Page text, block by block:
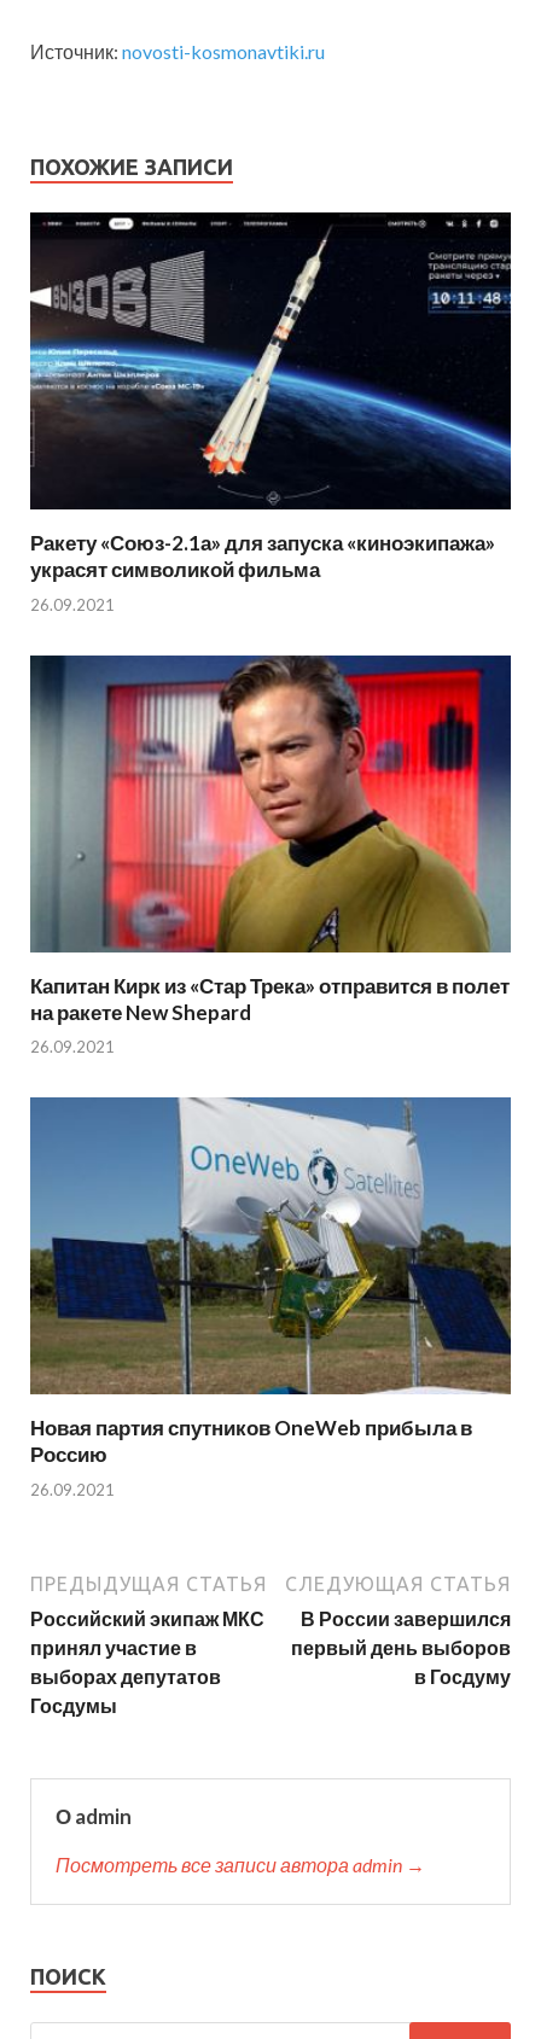
Источник: novosti-kosmonavtiki.ru
ПОХОЖИЕ ЗАПИСИ
Ракету «Союз-2.1а» для запуска «киноэкипажа»
украсят символикой фильма
26.09.2021
Капитан Кирк из «Стар Трека» отправится в полет
на ракете New Shepard
26.09.2021
Новая партия спутников OneWeb прибыла в
Россию
26.09.2021
ПРЕДЫДУЩАЯ СТАТЬЯ
Российский экипаж МКС
принял участие в
выборах депутатов
Госдумы
СЛЕДУЮЩАЯ СТАТЬЯ
В России завершился
первый день выборов
в Госдуму
О admin
Посмотреть все записи автора admin →
ПОИСК